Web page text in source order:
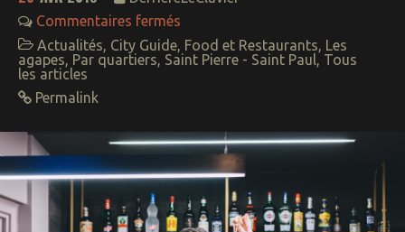
Commentaires fermés
Actualités, City Guide, Food et Restaurants, Les
agapes, Par quartiers, Saint Pierre - Saint Paul, Tous
les articles
Permalink